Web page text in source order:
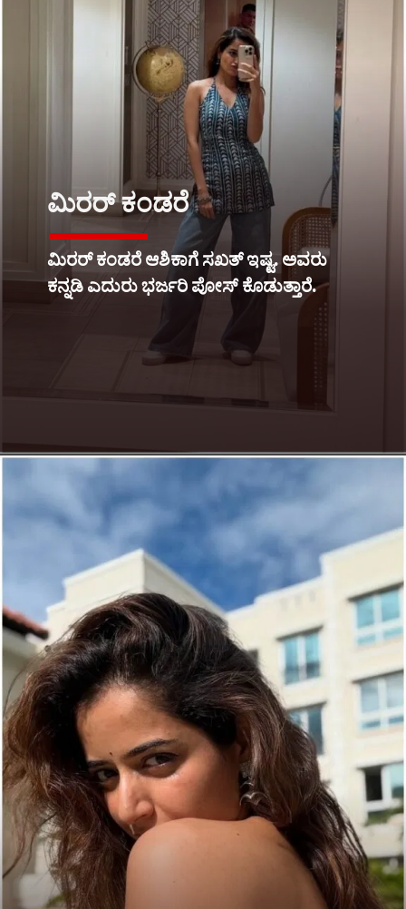
ಮಿರರ್ ಕಂಡರೆ
ಮಿರರ್ ಕಂಡರೆ ಆಶಿಕಾಗೆ ಸಖತ್ ಇಷ್ಟ. ಅವರು
ಕನ್ನಡಿ ಎದುರು ಭರ್ಜರಿ ಪೋಸ್ ಕೊಡುತ್ತಾರೆ.